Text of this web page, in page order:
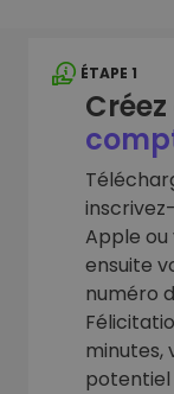
ÉTAPE 1
Apple
ensuite
numéro
minutes,